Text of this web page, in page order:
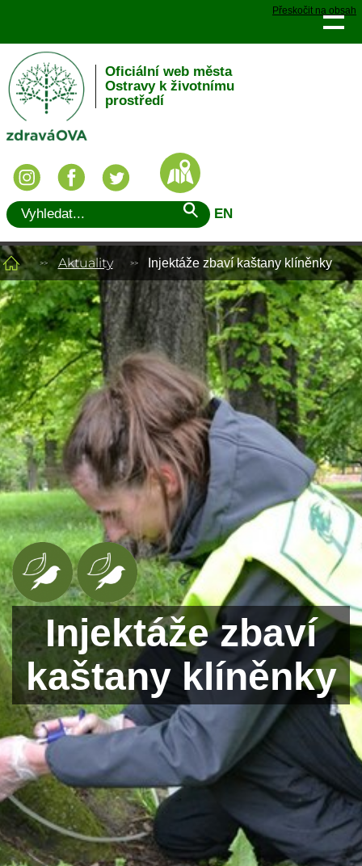
Přeskočit na obsah
Oficiální web města
Ostravy k životnímu
prostředí
EN
Aktuality Injektáže zbaví kaštany klíněnky
Injektáže zbaví
kaštany klíněnky